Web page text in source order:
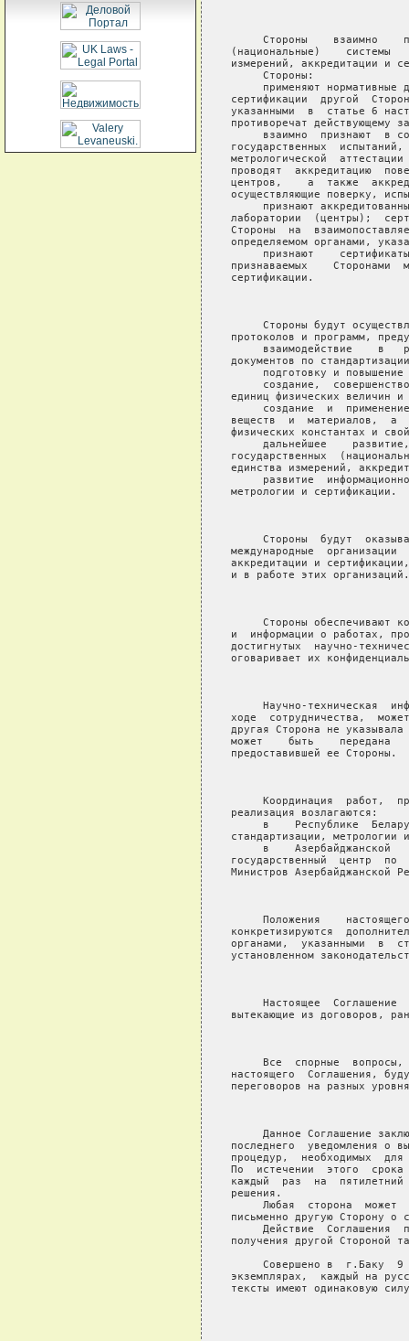
Стороны    взаимно
(национальные)    системы
измерений, аккредитации и
     Стороны:
применяют нормативные
сертификации  другой
указанными  в  статье 6
противоречат действующему
взаимно  признают  в
государственных
метрологической
проводят  аккредитацию
центров,    а  также
осуществляющие поверку,
признают
лаборатории  (центры);
Стороны  на
определяемом органами,
признают
признаваемых    Сторонами
сертификации.
Стороны будут
протоколов и программ,
взаимодействие    в
документов по
подготовку и повышение
создание,
единиц физических величин
создание  и
веществ  и  материалов,  а
физических константах и
дальнейшее
государственных
единства измерений,
развитие
метрологии и сертификации.
Стороны  будут
международные
аккредитации и
и в работе этих организаций.
Стороны обеспечивают
и  информации о работах,
достигнутых  научно-
оговаривает их
Научно-техническая
ходе  сотрудничества,
другая Сторона не
может    быть    передана
предоставившей ее Стороны.
Координация  работ,
реализация возлагаются:
в    Республике
стандартизации, метрологии
в    Азербайджанской
государственный  центр  по
Министров Азербайджанской
Положения
конкретизируются
органами,  указанными  в
установленном
Настоящее  Соглашение
вытекающие из договоров,
Все  спорные
настоящего  Соглашения,
переговоров на разных
Данное Соглашение
последнего  уведомления о
процедур,  необходимых  для
По  истечении  этого  срока
каждый  раз  на
решения.
Любая  сторона  может
письменно другую Сторону о
Действие  Соглашения
получения другой Стороной
Совершено в  г.Баку
экземплярах,  каждый на
тексты имеют одинаковую